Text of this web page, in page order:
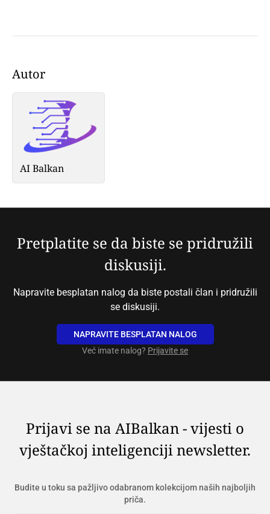
Autor
AI Balkan
Pretplatite se da biste se pridružili
diskusiji.
Napravite besplatan nalog da biste postali član i pridružili
se diskusiji.
NAPRAVITE BESPLATAN NALOG
Već imate nalog? Prijavite se
Prijavi se na AIBalkan - vijesti o
vještačkoj inteligenciji newsletter.
Budite u toku sa pažljivo odabranom kolekcijom naših najboljih
priča.